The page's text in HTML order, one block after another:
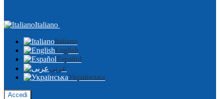
Italiano
Italiano
English
Español
عربى
Українська
Accedi